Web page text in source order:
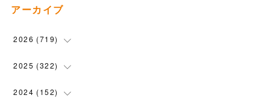
アーカイブ
2026 (719)
(12)
(102
2025 (322)
(90)
2024 (152)